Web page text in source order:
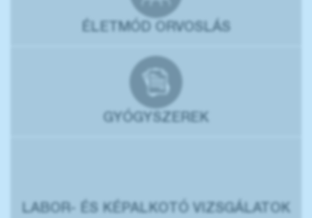
ÉLETMÓD ORVOSLÁS
GYÓGYSZEREK
LABOR- ÉS KÉPALKOTÓ VIZSGÁLATOK